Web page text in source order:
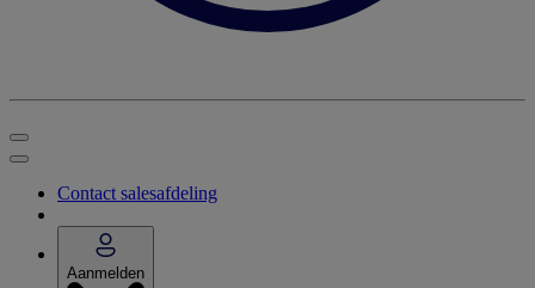
Contact salesafdeling
Aanmelden